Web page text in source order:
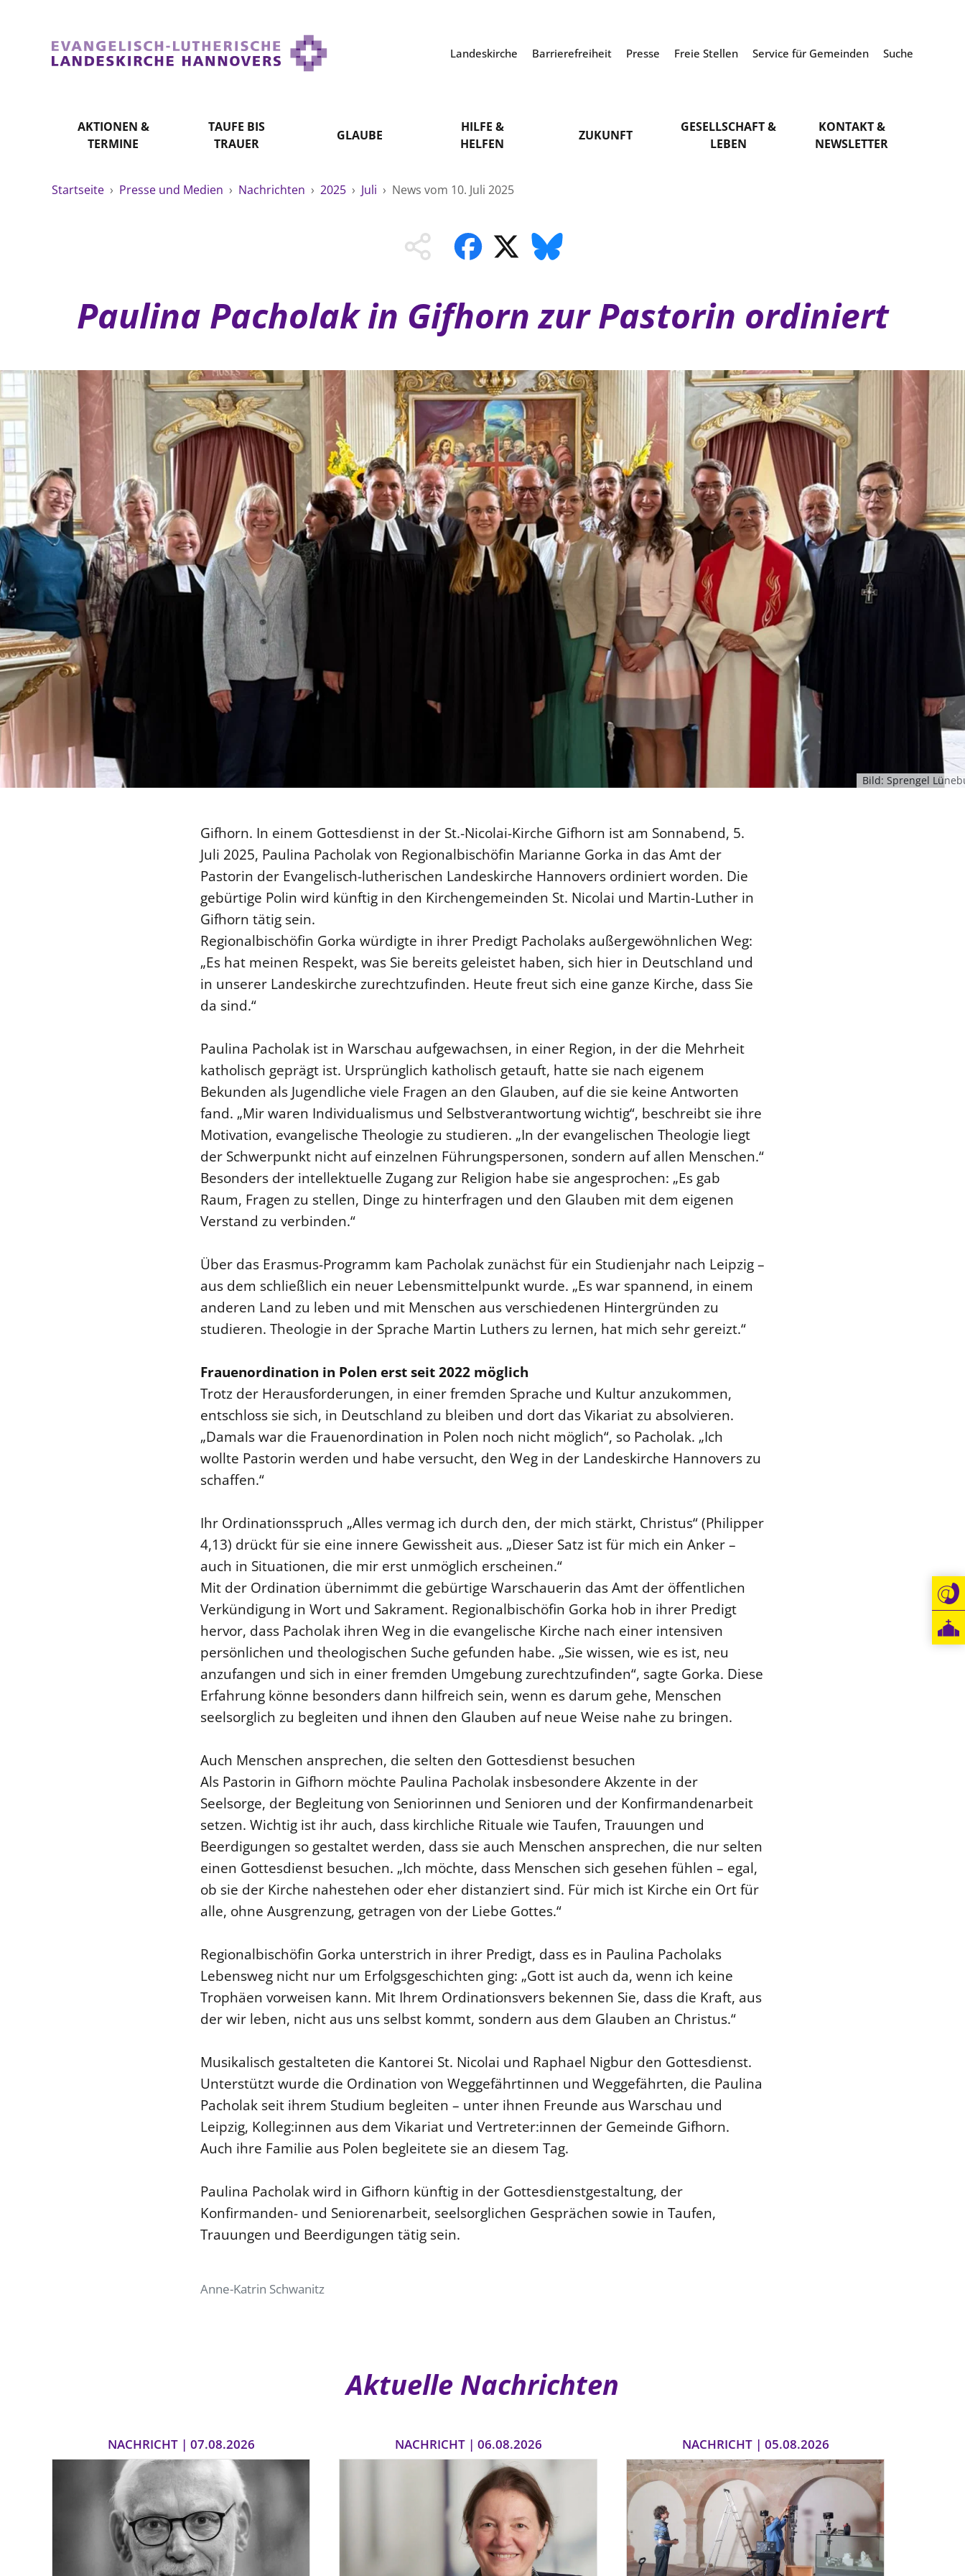
Landeskirche Barrierefreiheit Presse Freie Stellen Service für Gemeinden Suche
AKTIONEN &
TERMINE
TAUFE BIS
TRAUER
GLAUBE
HILFE &
HELFEN
ZUKUNFT
GESELLSCHAFT &
LEBEN
KONTAKT &
NEWSLETTER
Startseite › Presse und Medien › Nachrichten › 2025 › Juli › News vom 10. Juli 2025
Paulina Pacholak in Gifhorn zur Pastorin ordiniert
Bild: Sprengel
Gifhorn. In einem Gottesdienst in der St.-Nicolai-Kirche Gifhorn ist am Sonnabend, 5.
Juli 2025, Paulina Pacholak von Regionalbischöfin Marianne Gorka in das Amt der
Pastorin der Evangelisch-lutherischen Landeskirche Hannovers ordiniert worden. Die
gebürtige Polin wird künftig in den Kirchengemeinden St. Nicolai und Martin-Luther in
Gifhorn tätig sein.
Regionalbischöfin Gorka würdigte in ihrer Predigt Pacholaks außergewöhnlichen Weg:
„Es hat meinen Respekt, was Sie bereits geleistet haben, sich hier in Deutschland und
in unserer Landeskirche zurechtzufinden. Heute freut sich eine ganze Kirche, dass Sie
da sind.“
Paulina Pacholak ist in Warschau aufgewachsen, in einer Region, in der die Mehrheit
katholisch geprägt ist. Ursprünglich katholisch getauft, hatte sie nach eigenem
Bekunden als Jugendliche viele Fragen an den Glauben, auf die sie keine Antworten
fand. „Mir waren Individualismus und Selbstverantwortung wichtig“, beschreibt sie ihre
Motivation, evangelische Theologie zu studieren. „In der evangelischen Theologie liegt
der Schwerpunkt nicht auf einzelnen Führungspersonen, sondern auf allen Menschen.“
Besonders der intellektuelle Zugang zur Religion habe sie angesprochen: „Es gab
Raum, Fragen zu stellen, Dinge zu hinterfragen und den Glauben mit dem eigenen
Verstand zu verbinden.“
Über das Erasmus-Programm kam Pacholak zunächst für ein Studienjahr nach Leipzig –
aus dem schließlich ein neuer Lebensmittelpunkt wurde. „Es war spannend, in einem
anderen Land zu leben und mit Menschen aus verschiedenen Hintergründen zu
studieren. Theologie in der Sprache Martin Luthers zu lernen, hat mich sehr gereizt.“
Frauenordination in Polen erst seit 2022 möglich
Trotz der Herausforderungen, in einer fremden Sprache und Kultur anzukommen,
entschloss sie sich, in Deutschland zu bleiben und dort das Vikariat zu absolvieren.
„Damals war die Frauenordination in Polen noch nicht möglich“, so Pacholak. „Ich
wollte Pastorin werden und habe versucht, den Weg in der Landeskirche Hannovers zu
schaffen.“
Ihr Ordinationsspruch „Alles vermag ich durch den, der mich stärkt, Christus“ (Philipper
4,13) drückt für sie eine innere Gewissheit aus. „Dieser Satz ist für mich ein Anker –
auch in Situationen, die mir erst unmöglich erscheinen.“
Mit der Ordination übernimmt die gebürtige Warschauerin das Amt der öffentlichen
Verkündigung in Wort und Sakrament. Regionalbischöfin Gorka hob in ihrer Predigt
hervor, dass Pacholak ihren Weg in die evangelische Kirche nach einer intensiven
persönlichen und theologischen Suche gefunden habe. „Sie wissen, wie es ist, neu
anzufangen und sich in einer fremden Umgebung zurechtzufinden“, sagte Gorka. Diese
Erfahrung könne besonders dann hilfreich sein, wenn es darum gehe, Menschen
seelsorglich zu begleiten und ihnen den Glauben auf neue Weise nahe zu bringen.
Auch Menschen ansprechen, die selten den Gottesdienst besuchen
Als Pastorin in Gifhorn möchte Paulina Pacholak insbesondere Akzente in der
Seelsorge, der Begleitung von Seniorinnen und Senioren und der Konfirmandenarbeit
setzen. Wichtig ist ihr auch, dass kirchliche Rituale wie Taufen, Trauungen und
Beerdigungen so gestaltet werden, dass sie auch Menschen ansprechen, die nur selten
einen Gottesdienst besuchen. „Ich möchte, dass Menschen sich gesehen fühlen – egal,
ob sie der Kirche nahestehen oder eher distanziert sind. Für mich ist Kirche ein Ort für
alle, ohne Ausgrenzung, getragen von der Liebe Gottes.“
Regionalbischöfin Gorka unterstrich in ihrer Predigt, dass es in Paulina Pacholaks
Lebensweg nicht nur um Erfolgsgeschichten ging: „Gott ist auch da, wenn ich keine
Trophäen vorweisen kann. Mit Ihrem Ordinationsvers bekennen Sie, dass die Kraft, aus
der wir leben, nicht aus uns selbst kommt, sondern aus dem Glauben an Christus.“
Musikalisch gestalteten die Kantorei St. Nicolai und Raphael Nigbur den Gottesdienst.
Unterstützt wurde die Ordination von Weggefährtinnen und Weggefährten, die Paulina
Pacholak seit ihrem Studium begleiten – unter ihnen Freunde aus Warschau und
Leipzig, Kolleg:innen aus dem Vikariat und Vertreter:innen der Gemeinde Gifhorn.
Auch ihre Familie aus Polen begleitete sie an diesem Tag.
Paulina Pacholak wird in Gifhorn künftig in der Gottesdienstgestaltung, der
Konfirmanden- und Seniorenarbeit, seelsorglichen Gesprächen sowie in Taufen,
Trauungen und Beerdigungen tätig sein.
Anne-Katrin Schwanitz
Aktuelle Nachrichten
NACHRICHT | 07.08.2026 NACHRICHT | 06.08.2026 NACHRICHT | 05.08.2026